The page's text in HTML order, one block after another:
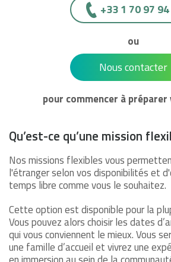
+33 1 70 97
ou
Nous contacter
pour commencer à
Qu’est-ce qu’une mission
Nos missions flexibles vous
l'étranger selon vos disponibilités et
temps libre comme vous le souhaitez.
Cette option est disponible pour la
Vous pouvez alors choisir les dates
qui vous conviennent le mieux. Vous
une famille d’accueil et vivrez une